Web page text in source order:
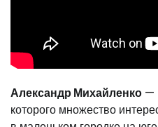
Александр Михайленко —
которого множество